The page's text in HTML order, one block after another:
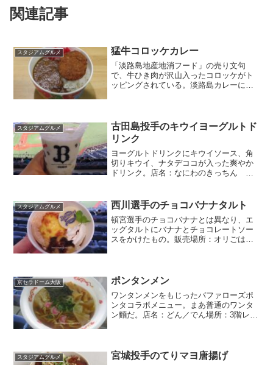
関連記事
スタジアムグルメ 猛牛コロッケカレー
「淡路島地産地消フード」の売り文句
で、牛ひき肉が沢山入ったコロッケがト
ッピングされている。淡路島カレーに良
名：SDBsのお店場所：3階レ...
スタジアムグルメ
古田島投手のキウイヨーグルトド
リンク
ヨーグルトドリンクにキウイソース、角
切りキウイ、ナタデココが入った爽やか
ドリンク。店名：なにわのきっちん ま
スタジアムグルメ 西川選手のチョコバナナタルト
頓宮選手のチョコバナナとは異なり、エ
ッグタルトにバナナとチョコレートソー
スをかけたもの。販売場所：オリごはん
京セラドーム大阪 ポンタンメン
ワンタンメンをもじったバファローズポ
ンタコラボメニュー。まあ普通のワンタ
ン麵だ。店名：どん／でん場所：3階レフ
スタジアムグルメ 宮城投手のてりマヨ唐揚げ